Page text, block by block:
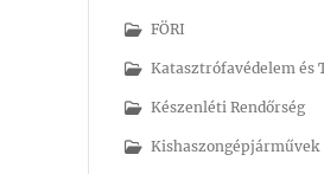
FÖRI
Katasztrófavédelem és
Készenléti Rendőrség
Kishaszongépjárművek